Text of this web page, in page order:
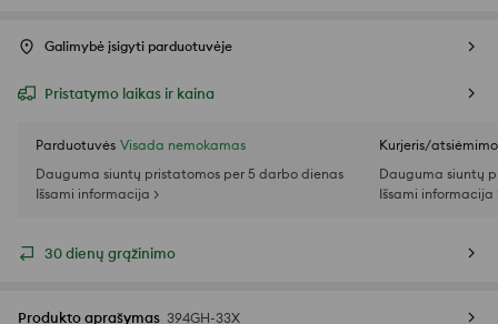
Galimybė įsigyti parduotuvėje
Pristatymo laikas ir kaina
Parduotuvės Visada nemokamas
Dauguma siuntų pristatomos per 5 darbo dienas
Išsami informacija >
Kurjeris/
Dauguma siuntų
Išsami informacija
30 dienų grąžinimo
Produkto aprašymas 394GH-33X